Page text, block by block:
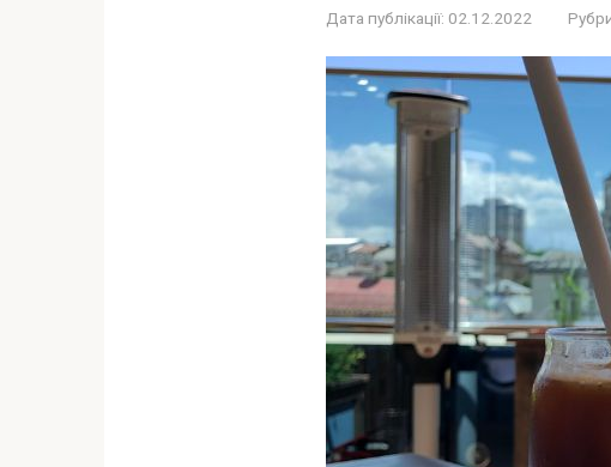
Дата публікації: 02.12.2022